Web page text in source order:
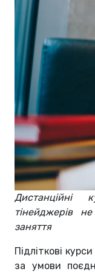
Дистанційні
тінейджерів
заняття
Підліткові
за умови